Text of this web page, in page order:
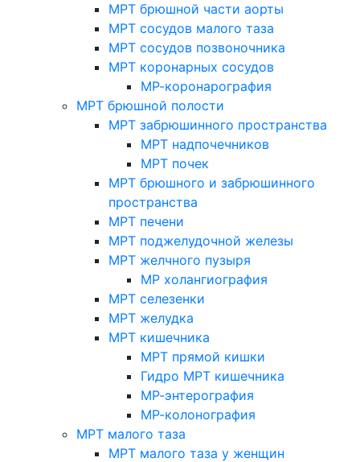
МРТ брюшной части аорты
МРТ сосудов малого таза
МРТ сосудов позвоночника
МРТ коронарных сосудов
МР-коронарография
МРТ брюшной полости
МРТ забрюшинного пространства
МРТ надпочечников
МРТ почек
МРТ брюшного и забрюшинного
пространства
МРТ печени
МРТ поджелудочной железы
МРТ желчного пузыря
МР холангиография
МРТ селезенки
МРТ желудка
МРТ кишечника
МРТ прямой кишки
Гидро МРТ кишечника
МР-энтерография
МР-колонография
МРТ малого таза
МРТ малого таза у женщин